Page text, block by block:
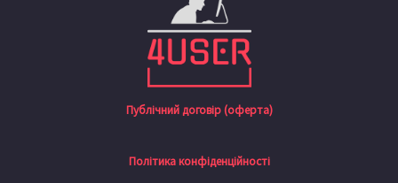
Публічний договір (оферта)
Політика конфіденційності